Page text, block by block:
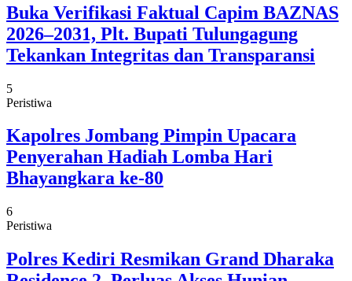
Buka Verifikasi Faktual Capim BAZNAS
2026–2031, Plt. Bupati Tulungagung
Tekankan Integritas dan Transparansi
5
Peristiwa
Kapolres Jombang Pimpin Upacara
Penyerahan Hadiah Lomba Hari
Bhayangkara ke-80
6
Peristiwa
Polres Kediri Resmikan Grand Dharaka